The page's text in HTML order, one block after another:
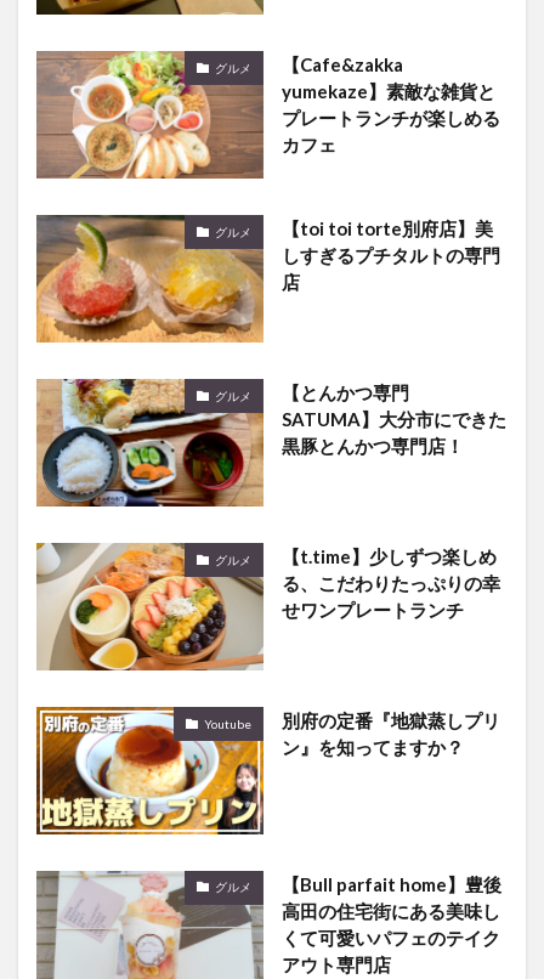
グルメ
【Cafe&zakka
yumekaze】素敵な雑貨と
プレートランチが楽しめる
カフェ
グルメ
【toi toi torte別府店】美
しすぎるプチタルトの専門
店
グルメ
【とんかつ専門
SATUMA】大分市にできた
黒豚とんかつ専門店！
グルメ
【t.time】少しずつ楽しめ
る、こだわりたっぷりの幸
せワンプレートランチ
Youtube
別府の定番『地獄蒸しプリ
ン』を知ってますか？
グルメ
【Bull parfait home】豊後
高田の住宅街にある美味し
くて可愛いパフェのテイク
アウト専門店